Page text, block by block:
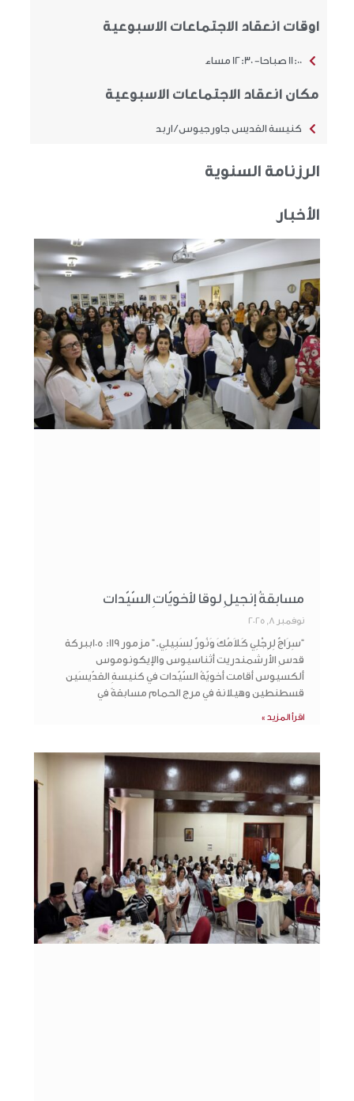
اوقات انعقاد الاجتماعات الاسبوعية
11:00 صباحا- 12:30 مساء
مكان انعقاد الاجتماعات الاسبوعية
كنيسة القديس جاورجيوس / اربد
الرزنامة السنوية
الأخبار
مسابقةُ إنجيلِ لوقا لأخويّاتِ السّيّدات
نوفمبر 8, 2025
“سِرَاجٌ لِرِجْلِي كَلاَمُكَ وَنُورٌ لِسَبِيلِي.” مزمور 119: 105ببركة
قدسِ الأرشمندريت أثناسيوس والإيكونوموس
ألكسيوس أقامت أخويّةُ السّيّدات في كنيسةِ القدّيسَين
قسطنطين وهيلانة في مرج الحمام مسابقةً في
اقرأ المزيد »